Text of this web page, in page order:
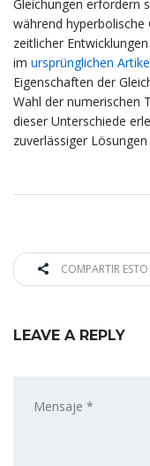
Gleichungen erfordern
während hyperbolische
zeitlicher
im ursprünglichen
Eigenschaften der
Wahl der numerischen
dieser Unterschiede
zuverlässiger
COMPARTIR ESTO
LEAVE A REPLY